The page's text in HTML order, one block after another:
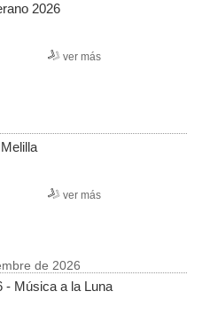
2026
ver más
ver más
de 2026
- Música a la Luna